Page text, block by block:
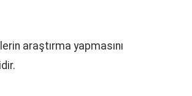
araştırma yapmasını